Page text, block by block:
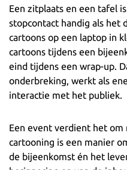
Een zitplaats en een tafel
stopcontact handig als het
cartoons op een laptop in
cartoons tijdens een
eind tijdens een wrap-up.
onderbreking, werkt als
interactie met het publiek.
Een event verdient het
cartooning is een manier
de bijeenkomst én het
herinnering op van de